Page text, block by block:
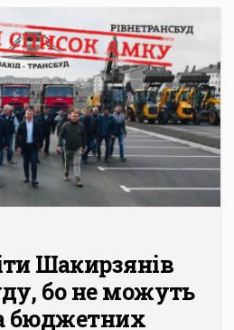
Шакирзянів
бо не можуть
бюджетних